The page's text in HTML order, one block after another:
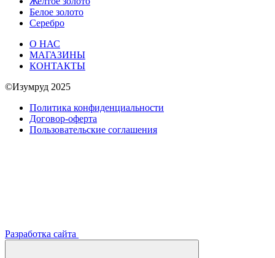
Белое золото
Серебро
О НАС
МАГАЗИНЫ
КОНТАКТЫ
©Изумруд 2025
Политика конфиденциальности
Договор-оферта
Пользовательские соглашения
Разработка сайта